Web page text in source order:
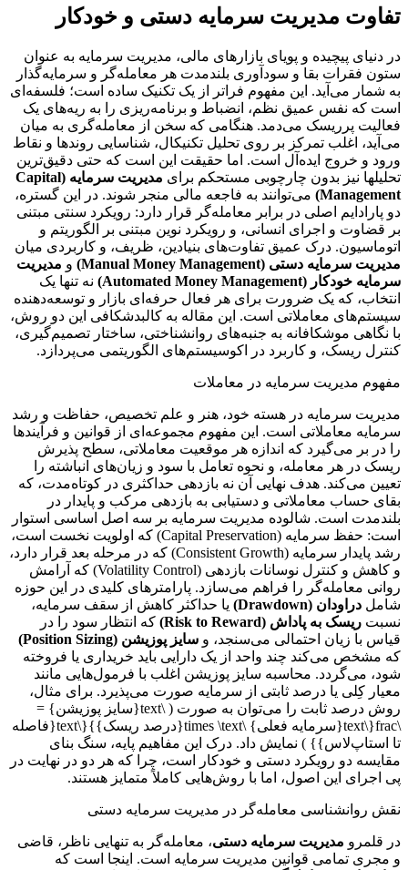
تفاوت مدیریت سرمایه دستی و خودکار
در دنیای پیچیده و پویای بازارهای مالی، مدیریت سرمایه به عنوان
ستون فقرات بقا و سودآوری بلندمدت هر معامله‌گر و سرمایه‌گذار
به شمار می‌آید. این مفهوم فراتر از یک تکنیک ساده است؛ فلسفه‌ای
است که نفس عمیق نظم، انضباط و برنامه‌ریزی را به ریه‌های یک
فعالیت پرریسک می‌دمد. هنگامی که سخن از معامله‌گری به میان
می‌آید، اغلب تمرکز بر روی تحلیل تکنیکال، شناسایی روندها و نقاط
ورود و خروج ایده‌آل است. اما حقیقت این است که حتی دقیق‌ترین
تحلیلها نیز بدون چارچوبی مستحکم برای
مدیریت سرمایه (Capital
Management) می‌توانند به فاجعه مالی منجر شوند. در این گستره،
دو پارادایم اصلی در برابر معامله‌گر قرار دارد: رویکرد سنتی مبتنی
بر قضاوت و اجرای انسانی، و رویکرد نوین مبتنی بر الگوریتم و
اتوماسیون. درک عمیق تفاوت‌های بنیادین، ظریف، و کاربردی میان
مدیریت سرمایه دستی (Manual Money Management)
و مدیریت
سرمایه خودکار (Automated Money Management)
نه تنها یک
انتخاب، که یک ضرورت برای هر فعال حرفه‌ای بازار و توسعه‌دهنده
سیستم‌های معاملاتی است. این مقاله به کالبدشکافی این دو روش،
با نگاهی موشکافانه به جنبه‌های روانشناختی، ساختار تصمیم‌گیری،
کنترل ریسک، و کاربرد در اکوسیستم‌های الگوریتمی می‌پردازد.
مفهوم مدیریت سرمایه در معاملات
مدیریت سرمایه در هسته خود، هنر و علم تخصیص، حفاظت و رشد
سرمایه معاملاتی است. این مفهوم مجموعه‌ای از قوانین و فرآیندها
را در بر می‌گیرد که اندازه هر موقعیت معاملاتی، سطح پذیرش
ریسک در هر معامله، و نحوه تعامل با سود و زیان‌های انباشته را
تعیین می‌کند. هدف نهایی آن نه بازدهی حداکثری در کوتاه‌مدت، که
بقای حساب معاملاتی و دستیابی به بازدهی مرکب و پایدار در
بلندمدت است. شالوده مدیریت سرمایه بر سه اصل اساسی استوار
است: حفظ سرمایه (Capital Preservation) که اولویت نخست است،
رشد پایدار سرمایه (Consistent Growth) که در مرحله بعد قرار دارد،
و کاهش و کنترل نوسانات بازدهی (Volatility Control) که آرامش
روانی معامله‌گر را فراهم می‌سازد. پارامترهای کلیدی در این حوزه
شامل دراودان (Drawdown)
یا حداکثر کاهش از سقف سرمایه،
نسبت ریسک به پاداش (Risk to Reward)
که انتظار سود را در
قیاس با زیان احتمالی می‌سنجد، و سایز پوزیشن (Position Sizing)
که مشخص می‌کند چند واحد از یک دارایی باید خریداری یا فروخته
شود، می‌گردد. محاسبه سایز پوزیشن اغلب با فرمول‌هایی مانند
معیار کِلی یا درصد ثابتی از سرمایه صورت می‌پذیرد. برای مثال،
روش درصد ثابت را می‌توان به صورت ( \text{سایز پوزیشن} =
\frac{\text{سرمایه فعلی} \times \text{درصد ریسک}}{\text{فاصله
تا استاپ‌لاس}} ) نمایش داد. درک این مفاهیم پایه، سنگ بنای
مقایسه دو رویکرد دستی و خودکار است، چرا که هر دو در نهایت در
پی اجرای این اصول، اما با روش‌هایی کاملاً متمایز هستند.
نقش روانشناسی معامله‌گر در مدیریت سرمایه دستی
در قلمرو مدیریت سرمایه دستی، معامله‌گر به تنهایی ناظر، قاضی
و مجری تمامی قوانین مدیریت سرمایه است. اینجا است که